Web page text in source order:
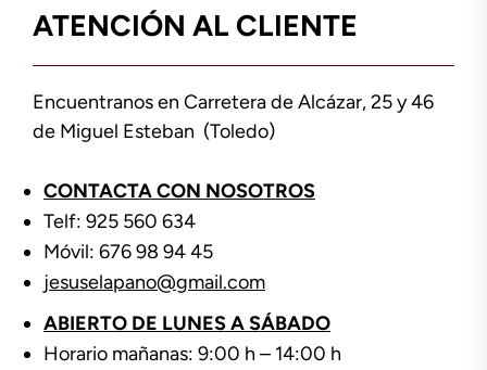
ATENCIÓN AL CLIENTE
Encuentranos en Carretera de Alcázar, 25 y 46
de Miguel Esteban (Toledo)
CONTACTA CON NOSOTROS
Telf: 925 560 634
Móvil: 676 98 94 45
jesuselapano@gmail.com
ABIERTO DE LUNES A SÁBADO
Horario mañanas: 9:00 h – 14:00 h